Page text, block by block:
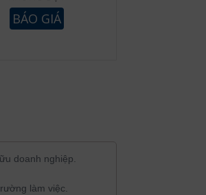
BÁO GIÁ
doanh nghiệp.
làm việc.